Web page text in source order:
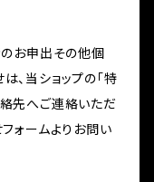
のお申出その他個
、当ショップの「特
先へご連絡いただ
ォームよりお問い